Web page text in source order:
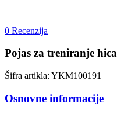
0 Recenzija
Pojas za treniranje hica
Šifra artikla: YKM100191
Osnovne informacije